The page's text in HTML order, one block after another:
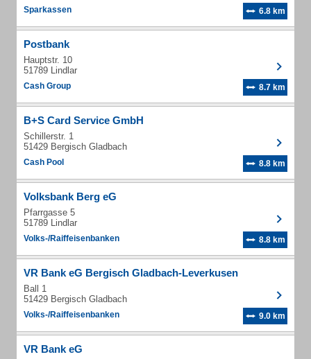
Sparkassen 6.8 km
Postbank
Hauptstr. 10
51789 Lindlar
Cash Group 8.7 km
B+S Card Service GmbH
Schillerstr. 1
51429 Bergisch Gladbach
Cash Pool 8.8 km
Volksbank Berg eG
Pfarrgasse 5
51789 Lindlar
Volks-/Raiffeisenbanken 8.8 km
VR Bank eG Bergisch Gladbach-Leverkusen
Ball 1
51429 Bergisch Gladbach
Volks-/Raiffeisenbanken 9.0 km
VR Bank eG